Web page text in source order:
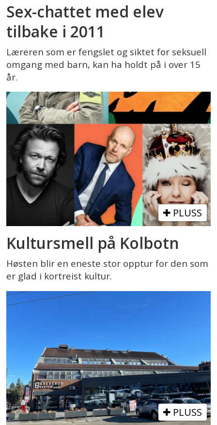
Sex-chattet med elev
tilbake i 2011
Læreren som er fengslet og siktet for seksuell
omgang med barn, kan ha holdt på i over 15
år.
PLUSS
Kultursmell på Kolbotn
Høsten blir en eneste stor opptur for den som
er glad i kortreist kultur.
PLUSS